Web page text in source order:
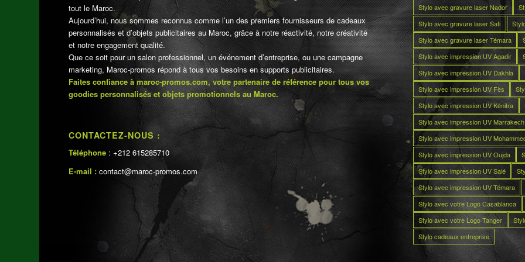
tout le Maroc.
Aujourd’hui, nous sommes reconnus comme l’un des premiers fournisseurs de cadeaux
personnalisés et d’objets publicitaires au Maroc, grâce à notre réactivité, notre créativité
et notre engagement qualité.
Que ce soit pour un salon professionnel, un événement d’entreprise, ou une campagne
marketing, Maroc-promos répond à tous vos besoins en supports publicitaires.
Faites confiance à maroc-promos.com, votre partenaire de référence pour tous vos
goodies personnalisés et objets promotionnels au Maroc.
CONTACTEZ-NOUS :
Téléphone : +212 615285710
E-mail : contact@maroc-promos.com
Stylo avec gravure laser Nador
Stylo avec gravure laser Safi
Stylo avec gravure laser Témara
Stylo avec impression UV Agadir
Stylo avec impression UV Dakhla
Stylo avec impression UV Fès
Stylo avec impression UV Kénitra
Stylo avec impression UV Marrakech
Stylo avec impression UV
Stylo avec impression UV Oujda
Stylo avec impression UV Salé
Stylo avec impression UV Témara
Stylo avec votre Logo Casablanca
Stylo avec votre Logo Tanger
Stylo cadeaux entreprise